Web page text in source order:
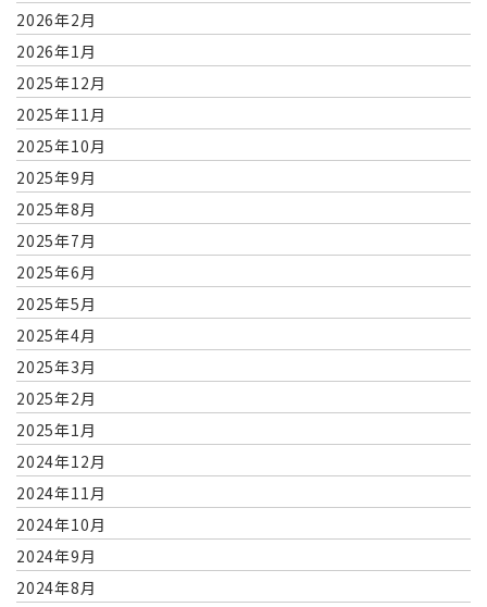
2026年2月
2026年1月
2025年12月
2025年11月
2025年10月
2025年9月
2025年8月
2025年7月
2025年6月
2025年5月
2025年4月
2025年3月
2025年2月
2025年1月
2024年12月
2024年11月
2024年10月
2024年9月
2024年8月